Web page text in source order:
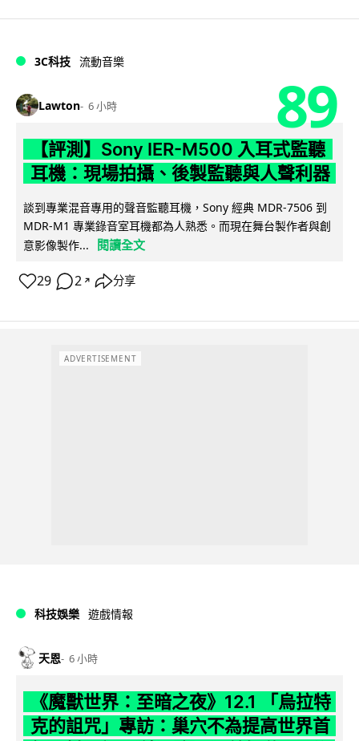
3C科技 流動音樂
Lawton 6 小時 89
【評測】Sony IER-M500 入耳式監聽
耳機：現場拍攝、後製監聽與人聲利器
談到專業混音專用的聲音監聽耳機，Sony 經典 MDR-7506 到
MDR-M1 專業錄音室耳機都為人熟悉。而現在舞台製作者與創
意影像製作...
閱讀全文
29 2 ↗ 分享
ADVERTISEMENT
科技娛樂 遊戲情報
天恩 6 小時
《魔獸世界：至暗之夜》12.1 「烏拉特
克的詛咒」專訪：巢穴不為提高世界首